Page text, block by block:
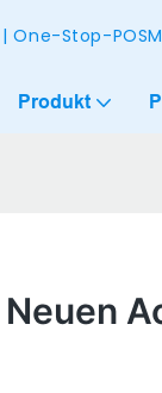
One-Stop-
Produkt
Neuen